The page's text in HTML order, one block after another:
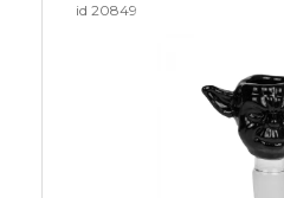
id 20849